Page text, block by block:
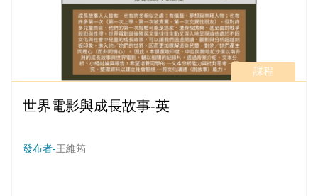
課程
世界電影與成長故事-英
發布者-王維筠